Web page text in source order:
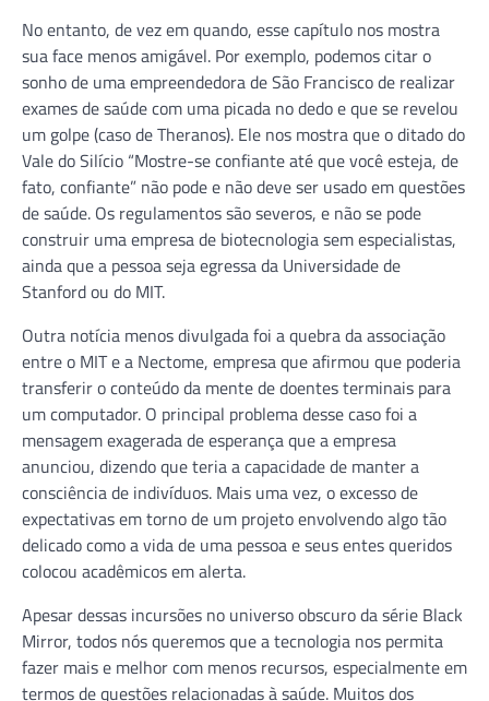
No entanto, de vez em quando, esse capítulo nos mostra
sua face menos amigável. Por exemplo, podemos citar o
sonho de uma empreendedora de São Francisco de realizar
exames de saúde com uma picada no dedo e que se revelou
um golpe (caso de Theranos). Ele nos mostra que o ditado do
Vale do Silício “Mostre-se confiante até que você esteja, de
fato, confiante” não pode e não deve ser usado em questões
de saúde. Os regulamentos são severos, e não se pode
construir uma empresa de biotecnologia sem especialistas,
ainda que a pessoa seja egressa da Universidade de
Stanford ou do MIT.
Outra notícia menos divulgada foi a quebra da associação
entre o MIT e a Nectome, empresa que afirmou que poderia
transferir o conteúdo da mente de doentes terminais para
um computador. O principal problema desse caso foi a
mensagem exagerada de esperança que a empresa
anunciou, dizendo que teria a capacidade de manter a
consciência de indivíduos. Mais uma vez, o excesso de
expectativas em torno de um projeto envolvendo algo tão
delicado como a vida de uma pessoa e seus entes queridos
colocou acadêmicos em alerta.
Apesar dessas incursões no universo obscuro da série Black
Mirror, todos nós queremos que a tecnologia nos permita
fazer mais e melhor com menos recursos, especialmente em
termos de questões relacionadas à saúde. Muitos dos